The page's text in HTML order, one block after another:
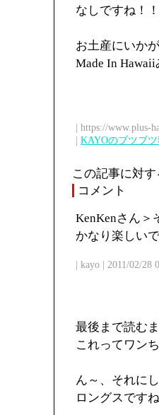
なしですね！
お土産にいか
Made In
| https://www.plus-
| KAYOのブツブ
この記事に対
コメント
KenKenさん＞
かなり楽しい
| kayo | 2011/02/28
最後まで読む
これってワン
ん～、それに
ロングスです